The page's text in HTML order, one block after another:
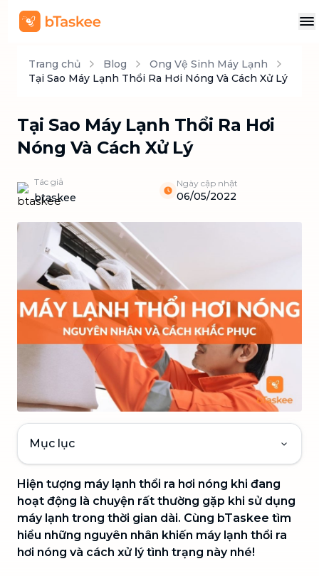
Trang chủ Blog
Ong Vệ Sinh Máy Lạnh
Tại Sao Máy Lạnh Thổi Ra Hơi Nóng Và Cách Xử Lý
Tại Sao Máy Lạnh Thổi Ra Hơi
Nóng Và Cách Xử Lý
Tác giả
btaskee
Ngày cập nhật
06/05/2022
Mục lục
Hiện tượng máy lạnh thổi ra hơi nóng khi đang
hoạt động là chuyện rất thường gặp khi sử dụng
máy lạnh trong thời gian dài. Cùng bTaskee tìm
hiểu những nguyên nhân khiến máy lạnh thổi ra
hơi nóng và cách xử lý tình trạng này nhé!